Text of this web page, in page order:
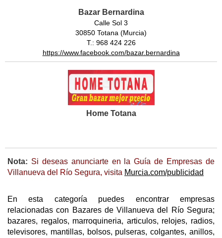
Bazar Bernardina
Calle Sol 3
30850 Totana (Murcia)
T.: 968 424 226
https://www.facebook.com/bazar.bernardina
Home Totana
Nota: Si deseas anunciarte en la Guía de Empresas de
Villanueva del Río Segura, visita Murcia.com/publicidad
En esta categoría puedes encontrar empresas
relacionadas con Bazares de Villanueva del Río Segura;
bazares, regalos, marroquineria, articulos, relojes, radios,
televisores, mantillas, bolsos, pulseras, colgantes, anillos,